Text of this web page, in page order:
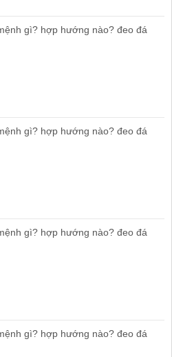
gì? hợp hướng nào? đeo đá
gì? hợp hướng nào? đeo đá
gì? hợp hướng nào? đeo đá
gì? hợp hướng nào? đeo đá